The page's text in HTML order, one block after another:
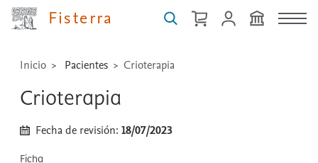
Fisterra
...
Inicio Pacientes Crioterapia
Crioterapia
Fecha de revisión:18/07/2023
Ficha